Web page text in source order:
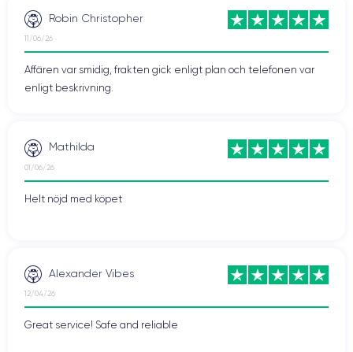
Robin Christopher
11/06/26
Affären var smidig, frakten gick enligt plan och telefonen var
enligt beskrivning.
Mathilda
01/06/26
Helt nöjd med köpet
Alexander Vibes
12/04/26
Great service! Safe and reliable